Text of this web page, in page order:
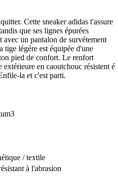
Cette sneaker adidas t'assure
que ses lignes épurées
avec un pantalon de survétement
tige légére est équipée d'une
pied de confort. Le renfort
en caoutchouc résistent é
la et c'est parti.
/ textile
à l'abrasion